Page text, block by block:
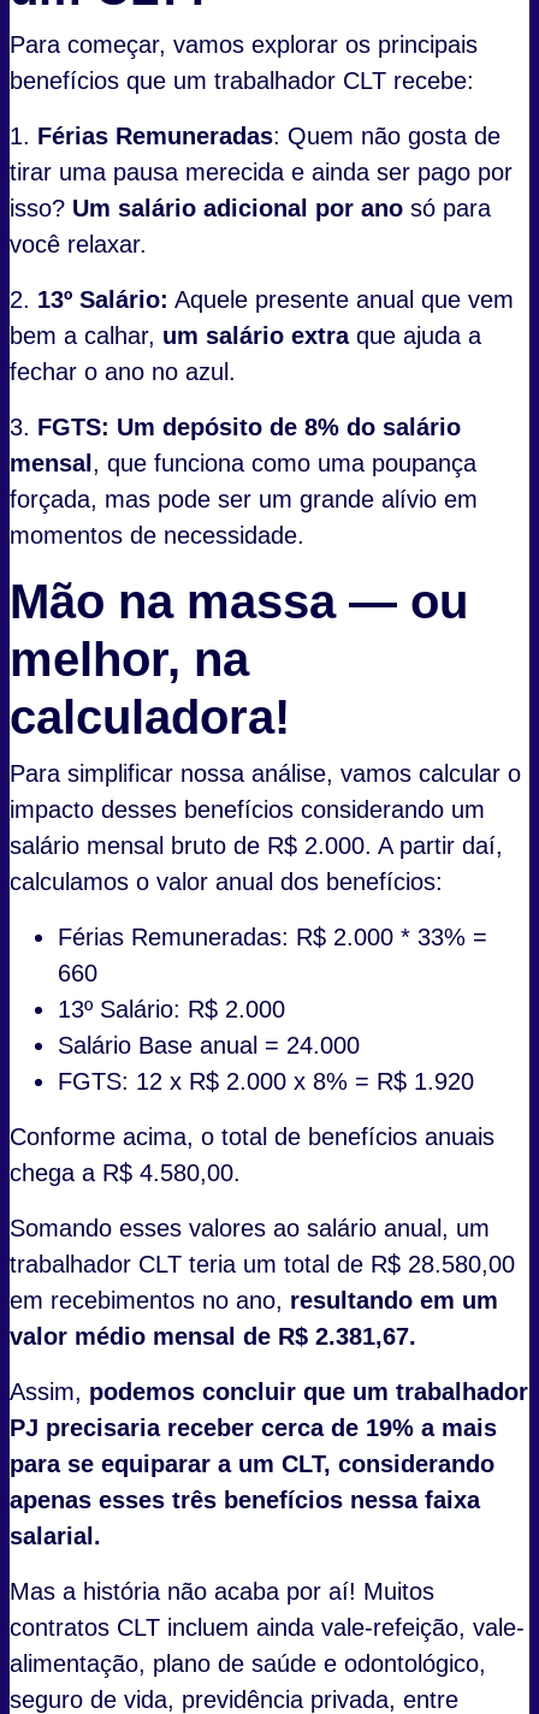
Para começar, vamos explorar os principais
benefícios que um trabalhador CLT recebe:
1. Férias Remuneradas: Quem não gosta de
tirar uma pausa merecida e ainda ser pago por
isso? Um salário adicional por ano só para
você relaxar.
2. 13º Salário: Aquele presente anual que vem
bem a calhar, um salário extraque ajuda a
fechar o ano no azul.
3. FGTS: Um depósito de 8% do salário
mensal , que funciona como uma poupança
forçada, mas pode ser um grande alívio em
momentos de necessidade.
Mão na massa — ou
melhor, na
calculadora!
Para simplificar nossa análise, vamos calcular o
impacto desses benefícios considerando um
salário mensal bruto de R$ 2.000. A partir daí,
calculamos o valor anual dos benefícios:
Férias Remuneradas: R$ 2.000 * 33% =
660
13º Salário: R$ 2.000
Salário Base anual = 24.000
FGTS: 12 x R$ 2.000 x 8% = R$ 1.920
Conforme acima, o total de benefícios anuais
chega a R$ 4.580,00.
Somando esses valores ao salário anual, um
trabalhador CLT teria um total de R$ 28.580,00
em recebimentos no ano, resultando em um
valor médio mensal de R$ 2.381,67.
Assim, podemos concluir que um trabalhador
PJ precisaria receber cerca de 19% a mais
para se equiparar a um CLT, considerando
apenas esses três benefícios nessa faixa
salarial.
Mas a história não acaba por aí! Muitos
contratos CLT incluem ainda vale-refeição, vale-
alimentação, plano de saúde e odontológico,
seguro de vida, previdência privada, entre